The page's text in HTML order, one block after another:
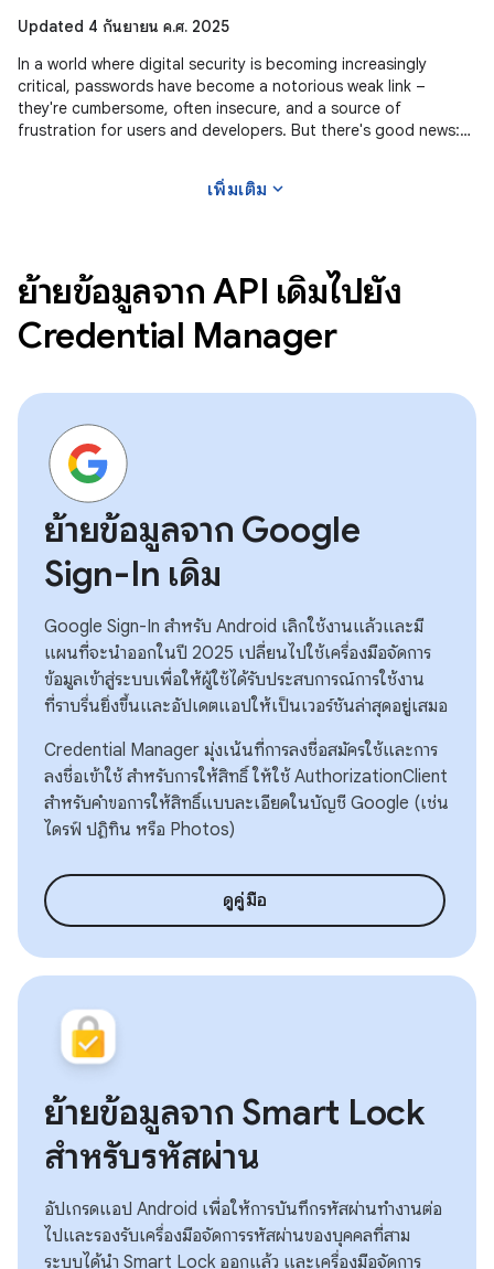
Updated 4 กันยายน ค.ศ. 2025
In a world where digital security is becoming increasingly
critical, passwords have become a notorious weak link –
they're cumbersome, often insecure, and a source of
frustration for users and developers. But there's good news:
เพิ่มเติม expand_more
ย้ายข้อมูลจาก API เดิมไปยัง
Credential Manager
ย้ายข้อมูลจาก Google
Sign-In เดิม
Google Sign-In สำหรับ Android เลิกใช้งานแล้วและมี
แผนที่จะนำออกในปี 2025 เปลี่ยนไปใช้เครื่องมือจัดการ
ข้อมูลเข้าสู่ระบบเพื่อให้ผู้ใช้ได้รับประสบการณ์การใช้งาน
ที่ราบรื่นยิ่งขึ้นและอัปเดตแอปให้เป็นเวอร์ชันล่าสุดอยู่เสมอ
Credential Manager มุ่งเน้นที่การลงชื่อสมัครใช้และการ
ลงชื่อเข้าใช้ สําหรับการให้สิทธิ์ ให้ใช้ AuthorizationClient
สําหรับคําขอการให้สิทธิ์แบบละเอียดในบัญชี Google (เช่น
ไดรฟ์ ปฏิทิน หรือ Photos)
ดูคู่มือ
ย้ายข้อมูลจาก Smart Lock
สำหรับรหัสผ่าน
อัปเกรดแอป Android เพื่อให้การบันทึกรหัสผ่านทำงานต่อ
ไปและรองรับเครื่องมือจัดการรหัสผ่านของบุคคลที่สาม
ระบบได้นำ Smart Lock ออกแล้ว และเครื่องมือจัดการ